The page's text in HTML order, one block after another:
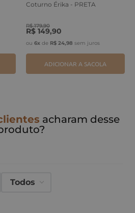
Coturno Érika - PRETA
R$ 179,90
R$ 149,90
ou 6x de R$ 24,98 sem juros
ADICIONAR A SACOLA
acharam desse
Todos